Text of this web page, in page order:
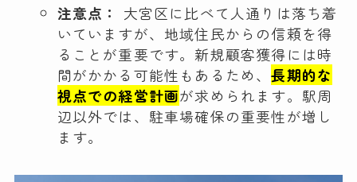
注意点：
大宮区に比べて人通りは落ち着
いていますが、地域住民からの信頼を得
ることが重要です。新規顧客獲得には時
間がかかる可能性もあるため、長期的な
視点での経営計画が求められます。駅周
辺以外では、駐車場確保の重要性が増し
ます。